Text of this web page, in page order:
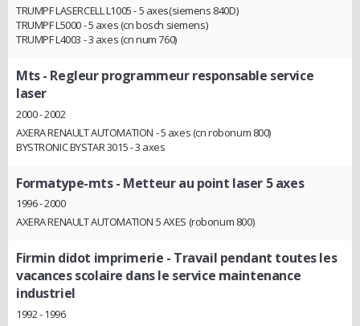
TRUMPF LASERCELL L1005 - 5 axes(siemens 840D)
TRUMPF L5000 - 5 axes (cn bosch siemens)
TRUMPF L4003 - 3 axes (cn num 760)
Mts- Regleur programmeur responsable service
laser
2000 - 2002
AXERA RENAULT AUTOMATION - 5 axes (cn robonum 800)
BYSTRONIC BYSTAR 3015 - 3 axes
Formatype-mts- Metteur au point laser 5 axes
1996 - 2000
AXERA RENAULT AUTOMATION 5 AXES (robonum 800)
Firmin didot imprimerie - Travail pendant toutes les
vacances scolaire dans le service maintenance
industriel
1992 - 1996